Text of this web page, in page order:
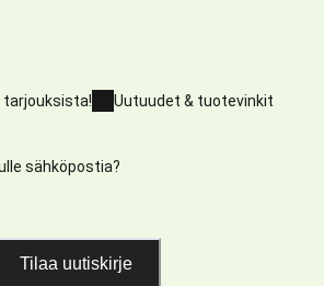
tarjouksista! Uutuudet & tuotevinkit
sähköpostia?
Tilaa uutiskirje